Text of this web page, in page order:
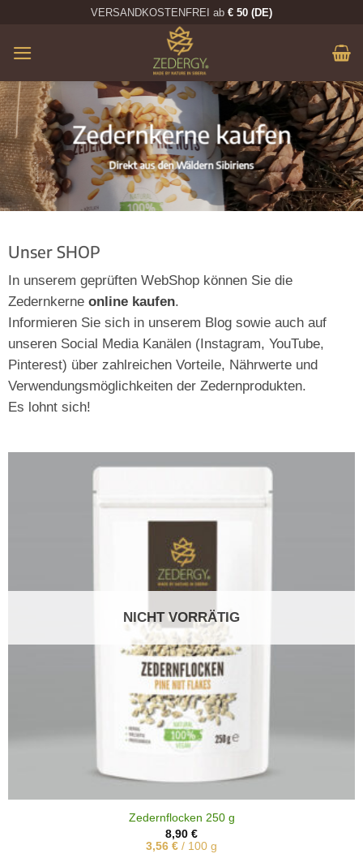
springen
VERSANDKOSTENFREI ab € 50 (DE)
Zedernkerne kaufen
Direkt aus den Wäldern Sibiriens
Unser SHOP
In unserem geprüften WebShop können Sie die
Zedernkerne online kaufen.
Informieren Sie sich in unserem Blog sowie auch auf
unseren Social Media Kanälen (Instagram, YouTube,
Pinterest) über zahlreichen Vorteile, Nährwerte und
Verwendungsmöglichkeiten der Zedernprodukten.
Es lohnt sich!
NICHT VORRÄTIG
Zedernflocken 250 g
8,90 €
3,56 € / 100 g